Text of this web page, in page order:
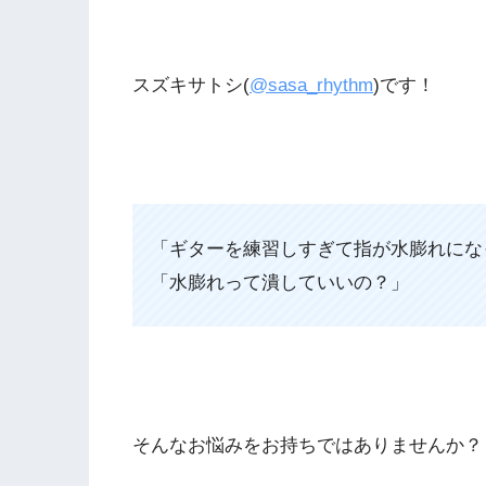
スズキサトシ(@sasa_rhythm)です！
「ギターを練習しすぎて指が水膨れに
「水膨れって潰していいの？」
そんなお悩みをお持ちではありませんか？